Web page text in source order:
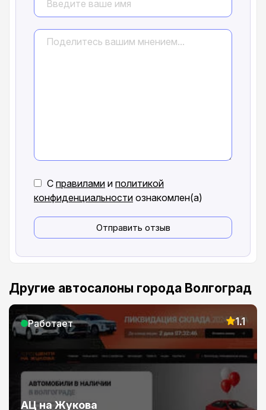
С правилами и политикой
конфиденциальности ознакомлен(а)
Отправить отзыв
Другие автосалоны города Волгоград
Работает 1.1
АЦ на Жукова